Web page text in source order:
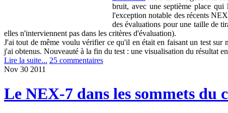
bruit, avec une septième place
l'exception notable des récents
des évaluations pour une taille de
elles n'interviennent pas dans les critères d'évaluation).
J'ai tout de même voulu vérifier ce qu'il en était en faisant un test sur
j'ai obtenus. Nouveauté à la fin du test : une visualisation du résultat
Lire la suite... 25 commentaires
Nov 30 2011
Le NEX-7 dans les sommets du